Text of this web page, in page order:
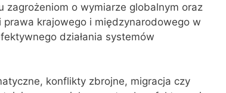
zagrożeniom o wymiarze globalnym oraz
krajowego i międzynarodowego w
działania systemów
konflikty zbrojne, migracja czy